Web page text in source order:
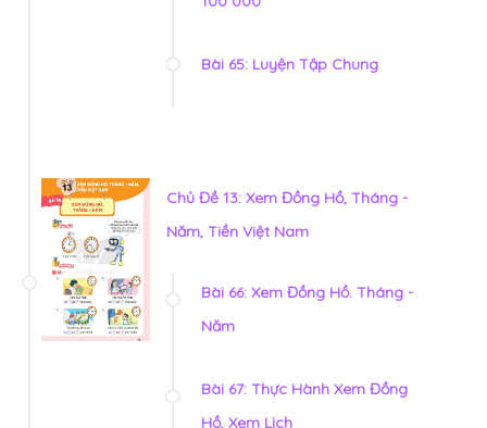
Bài 65: Luyện Tập Chung
Chủ Đề 13: Xem Đồng Hồ, Tháng -
Năm, Tiền Việt Nam
Bài 66: Xem Đồng Hồ. Tháng -
Năm
Bài 67: Thực Hành Xem Đồng
Hồ, Xem Lịch